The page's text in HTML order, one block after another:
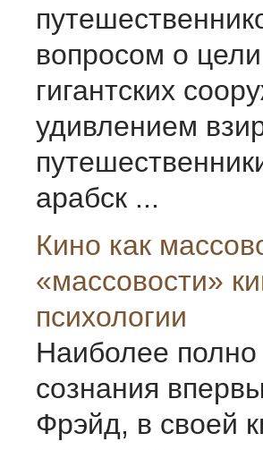
вопросом о
гигантских
удивлением
арабск ...
Кино как
«массовости»
психологии
Наиболее
сознания
Фрэйд, в своей